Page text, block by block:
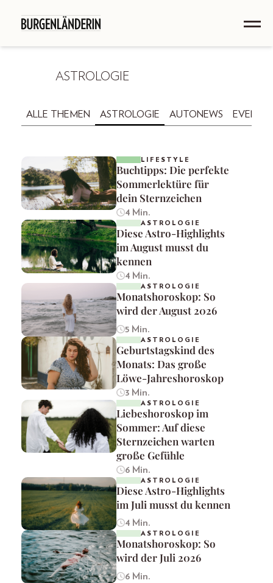
ASTROLOGIE
ALLE THEMEN ASTROLOGIE AUTONEWS EVENTS
LIFESTYLE
Buchtipps: Die perfekte
Sommerlektüre für
dein Sternzeichen
4 Min.
ASTROLOGIE
Diese Astro-Highlights
im August musst du
kennen
4 Min.
ASTROLOGIE
Monatshoroskop: So
wird der August 2026
5 Min.
ASTROLOGIE
Geburtstagskind des
Monats: Das große
Löwe-Jahreshoroskop
3 Min.
ASTROLOGIE
Liebeshoroskop im
Sommer: Auf diese
Sternzeichen warten
große Gefühle
6 Min.
ASTROLOGIE
Diese Astro-Highlights
im Juli musst du kennen
4 Min.
ASTROLOGIE
Monatshoroskop: So
wird der Juli 2026
6 Min.